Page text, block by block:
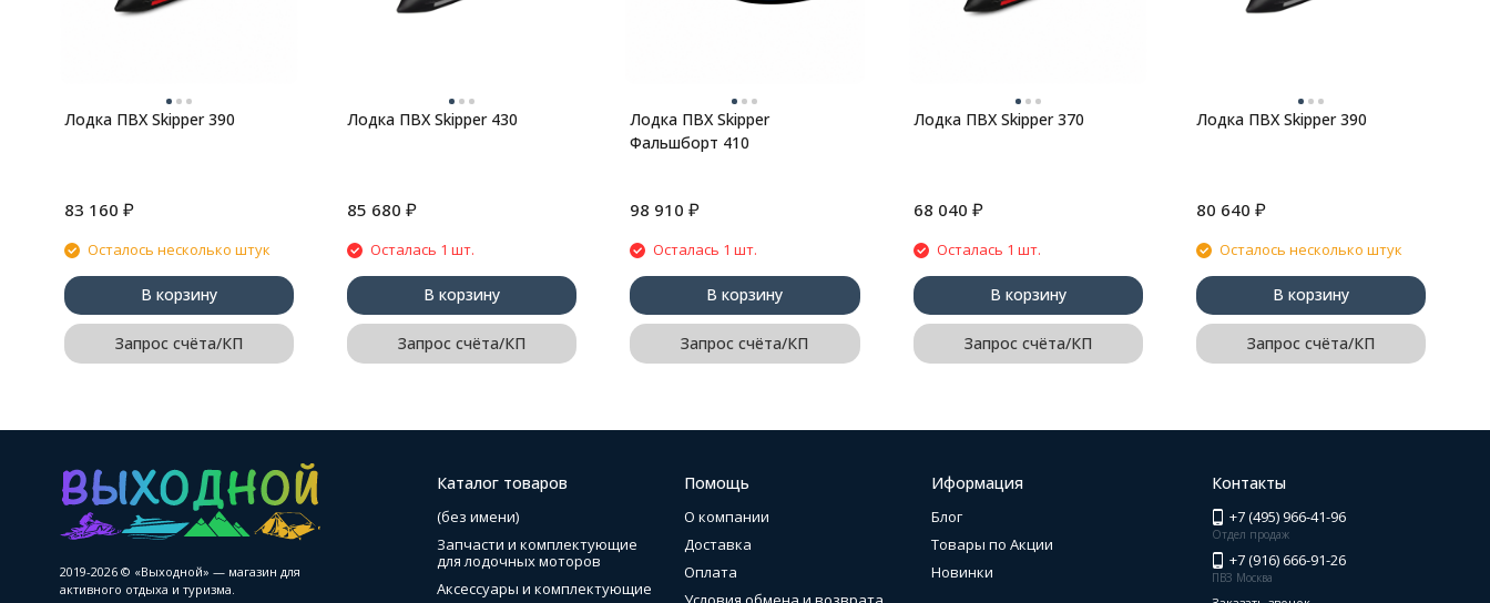
Лодка ПВХ Skipper 390
83 160 ₽
Осталось несколько штук
В корзину
Запрос счёта/КП
Лодка ПВХ Skipper 430
85 680 ₽
Осталась 1 шт.
В корзину
Запрос счёта/КП
Лодка ПВХ Skipper
Фальшборт 410
98 910 ₽
Осталась 1 шт.
В корзину
Запрос счёта/КП
Лодка ПВХ Skipper 370
68 040 ₽
Осталась 1 шт.
В корзину
Запрос счёта/КП
Лодка ПВХ Skipper 390
80 640 ₽
Осталось несколько штук
В корзину
Запрос счёта/КП
2019-2026 © «Выходной» — магазин для
активного отдыха и туризма.
Каталог товаров
(без имени)
Запчасти и комплектующие
для лодочных моторов
Аксессуары и комплектующие
Помощь
О компании
Доставка
Оплата
Иформация
Блог
Товары по Акции
Новинки
Контакты
+7 (495) 966-41-96
Отдел продаж
+7 (916) 666-91-26
ПВЗ Москва